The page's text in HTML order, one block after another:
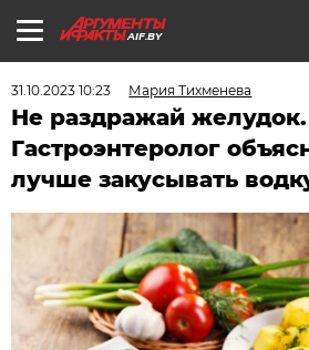
AIF.BY
31.10.2023 10:23 Мария Тихменева
Не раздражай желудок.
Гастроэнтеролог
лучше закусывать